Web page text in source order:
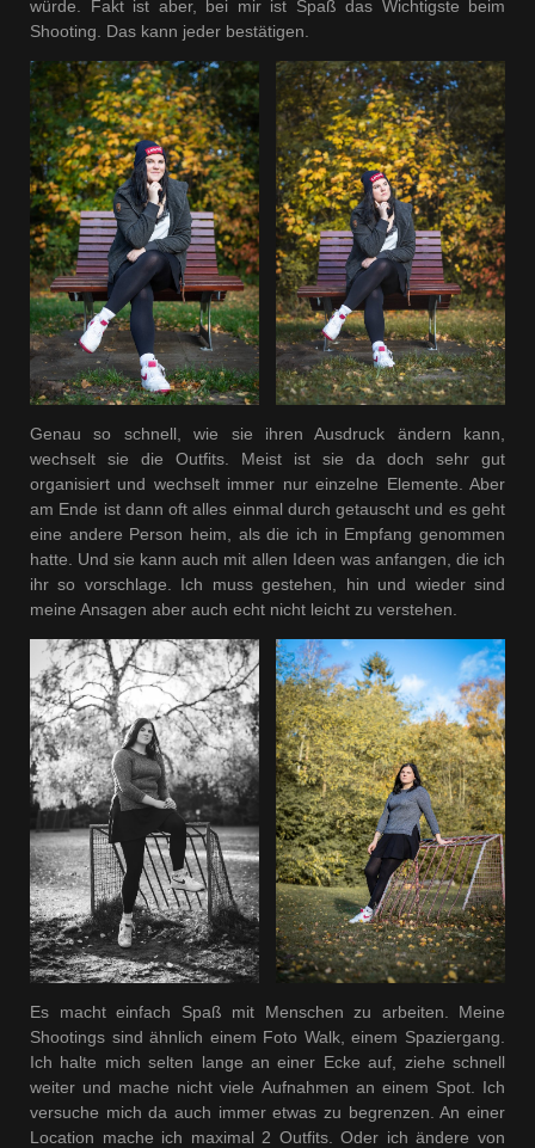
würde. Fakt ist aber, bei mir ist Spaß das Wichtigste beim
Shooting. Das kann jeder bestätigen.
Genau so schnell, wie sie ihren Ausdruck ändern kann,
wechselt sie die Outfits. Meist ist sie da doch sehr gut
organisiert und wechselt immer nur einzelne Elemente. Aber
am Ende ist dann oft alles einmal durch getauscht und es geht
eine andere Person heim, als die ich in Empfang genommen
hatte. Und sie kann auch mit allen Ideen was anfangen, die ich
ihr so vorschlage. Ich muss gestehen, hin und wieder sind
meine Ansagen aber auch echt nicht leicht zu verstehen.
Es macht einfach Spaß mit Menschen zu arbeiten. Meine
Shootings sind ähnlich einem Foto Walk, einem Spaziergang.
Ich halte mich selten lange an einer Ecke auf, ziehe schnell
weiter und mache nicht viele Aufnahmen an einem Spot. Ich
versuche mich da auch immer etwas zu begrenzen. An einer
Location mache ich maximal 2 Outfits. Oder ich ändere von